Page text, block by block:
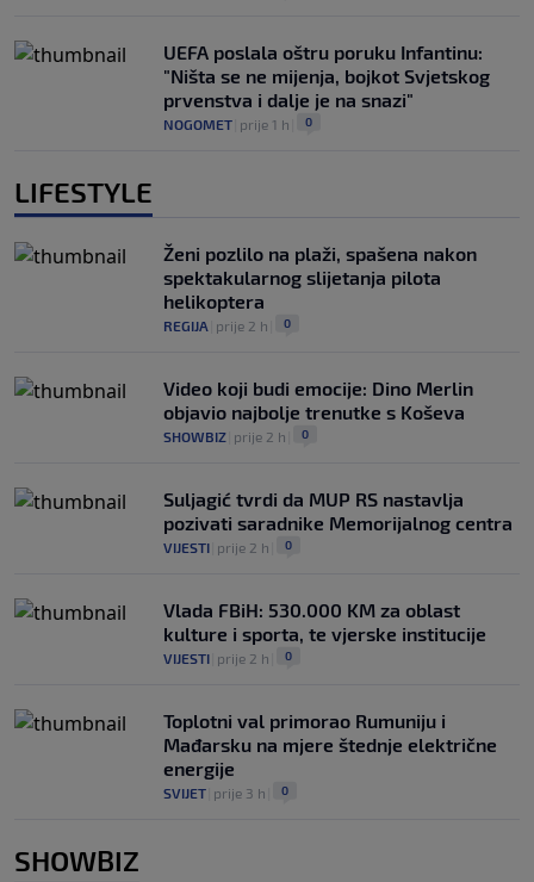
UEFA poslala oštru poruku Infantinu:
"Ništa se ne mijenja, bojkot Svjetskog
prvenstva i dalje je na snazi"
NOGOMET prije 1 h 0
LIFESTYLE
Ženi pozlilo na plaži, spašena nakon
spektakularnog slijetanja pilota
helikoptera
REGIJA prije 2 h 0
Video koji budi emocije: Dino Merlin
objavio najbolje trenutke s Koševa
SHOWBIZ prije 2 h 0
Suljagić tvrdi da MUP RS nastavlja
pozivati saradnike Memorijalnog centra
VIJESTI prije 2 h 0
Vlada FBiH: 530.000 KM za oblast
kulture i sporta, te vjerske institucije
VIJESTI prije 2 h 0
Toplotni val primorao Rumuniju i
Mađarsku na mjere štednje električne
energije
SVIJET prije 3 h 0
SHOWBIZ